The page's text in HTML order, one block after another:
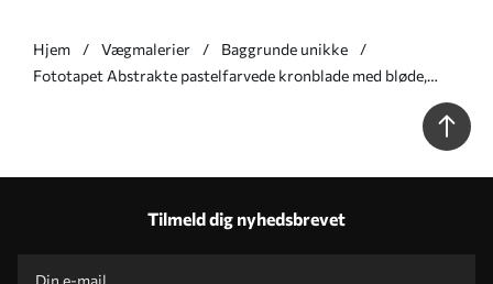
Hjem Vægmalerier
Baggrunde unikke
Fototapet Abstrakte pastelfarvede kronblade med bløde,
Tilmeld dig nyhedsbrevet